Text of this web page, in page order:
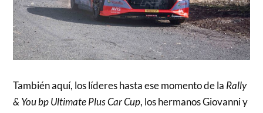
También aquí, los líderes hasta ese momento de la Rally
& You bp Ultimate Plus Car Cup, los hermanos Giovanni y